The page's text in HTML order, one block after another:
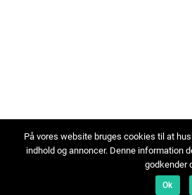
På vores website bruges cookies til at
indhold og annoncer. Denne information
godkender
Ok